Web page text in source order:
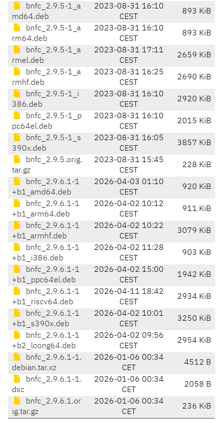
bnfc_2.9.5-1_a
md64.deb
2023-08-31 16:10
CEST
893 KiB
bnfc_2.9.5-1_a
rm64.deb
2023-08-31 16:10
CEST
893 KiB
bnfc_2.9.5-1_a
rmel.deb
2023-08-31 17:11
CEST
2659 KiB
bnfc_2.9.5-1_a
rmhf.deb
2023-08-31 16:25
CEST
2690 KiB
bnfc_2.9.5-1_i
386.deb
2023-08-31 16:10
CEST
2920 KiB
bnfc_2.9.5-1_p
pc64el.deb
2023-08-31 16:10
CEST
2015 KiB
bnfc_2.9.5-1_s
390x.deb
2023-08-31 16:05
CEST
3857 KiB
bnfc_2.9.5.orig.
tar.gz
2023-08-31 15:45
CEST
228 KiB
bnfc_2.9.6.1-1
+b1_amd64.deb
2026-04-03 01:10
CEST
920 KiB
bnfc_2.9.6.1-1
+b1_arm64.deb
2026-04-02 10:12
CEST
911 KiB
bnfc_2.9.6.1-1
+b1_armhf.deb
2026-04-02 10:22
CEST
3079 KiB
bnfc_2.9.6.1-1
+b1_i386.deb
2026-04-02 11:28
CEST
903 KiB
bnfc_2.9.6.1-1
+b1_ppc64el.deb
2026-04-02 15:00
CEST
1942 KiB
bnfc_2.9.6.1-1
+b1_riscv64.deb
2026-04-11 18:42
CEST
2934 KiB
bnfc_2.9.6.1-1
+b1_s390x.deb
2026-04-02 10:01
CEST
3250 KiB
bnfc_2.9.6.1-1
+b2_loong64.deb
2026-04-02 09:56
CEST
2954 KiB
bnfc_2.9.6.1-1.
debian.tar.xz
2026-01-06 00:34
CET
4512 B
bnfc_2.9.6.1-1.
dsc
2026-01-06 00:34
CET
2058 B
bnfc_2.9.6.1.or
ig.tar.gz
2026-01-06 00:34
CET
236 KiB